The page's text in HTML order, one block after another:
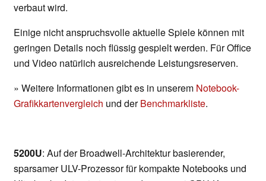
verbaut wird.
Einige nicht anspruchsvolle aktuelle Spiele können mit
geringen Details noch flüssig gespielt werden. Für Office
und Video natürlich ausreichende Leistungsreserven.
» Weitere Informationen gibt es in unserem Notebook-
Grafikkartenvergleich und derBenchmarkliste.
5200U: Auf der Broadwell-Architektur basierender,
sparsamer ULV-Prozessor für kompakte Notebooks und